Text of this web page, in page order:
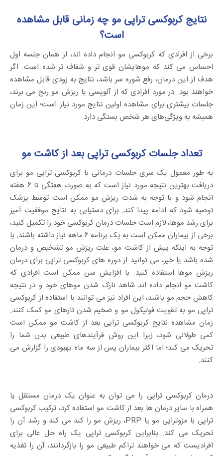
نتایج کربوکسی تراپی مو چه زمانی قابل مشاهده
است؟
برخی از افرادی که کربوکسی مو انجام داده اند، از همان جلسه اول
احساس می کند که موهایشان قوی تر و شفاف تر شده است. اگر
هدف از این درمان، رفع شوره سر باشد، نتایج به زودی قابل مشاهده
خواهند بود. در مورد افرادی که از آلوپسی یا ریزش مو رنج می برند،
جلسات بیشتری برای مشاهده اولین نتایج مورد نیاز است؛ این زمان
همیشه به ویژگی‌های هر شخص بستگی دارد.
تعداد جلسات کربوکسی تراپی بعد از کاشت مو
به طور معمول یک سری جلسات درمانی با کربوکسی تراپی مو برای
دریافت بهترین نتیجه مورد نیاز است که به صورت هفتگی تا 6 هفته
انجام شود و با توجه به شدت ریزش مو ممکن است توسط پزشک
توصیه شود که ادامه پیدا کند. برای دستیابی به نتایج موفقیت آمیز
برای رشد موها، لازم است جلسات درمان کربوکسی خود را تکمیل کنید،
برخی از بیماران ممکن است به یک برنامه 6 ماهه نیاز داشته باشند. با
توجه به اینکه پیش از کاشت مو، علت ریزش مو تشخیص و درمان
شده باشد یا خیر، می توانید از دوره های کربوکسی تراپی برای درمان
ریزش موها استفاده کنید. با افزایش سن ممکن است افرادی که
کاشت مو انجام داده اند شاهد نازک شدن موهای خود و در نتیجه
کاهش حجم مو باشند، این افراد نیز می توانند با استفاده از کربوکسی
تراپی مو به تقویت فولیکول مو و ضخیم شدن تارهای مو کمک کنند.
زمان مشاهده نتایج کربوکسی تراپی بعد از کاشت مو ممکن است
کمی طولانی شود، زیرا این روش فرآیندهای طبیعی بدن شما را
تحریک می کند؛ اما اکثر بیماران پس از سه ماه بهبودی را گزارش می
کنند.
درمان کربوکسی تراپی را می توان به عنوان یک درمان مستقل یا
همراه با سایر درمان ها بعد از کاشت مو استفاده کرد، ترکیب کربوکسی
تراپی با مزوتراپی مو یا PRP، ریزش مو را کند می کند و رشد آن را
تحریک می کند. بنابراین کربوکسی تراپی یک راه حل عالی برای
افرادیست که می خواهند تراکم طبیعی مو را بازگردانند، آن را تغذیه